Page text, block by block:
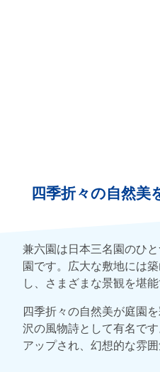
四季折々の自然美
兼六園は日本三名園のひ
園です。広大な敷地には
し、さまざまな景観を堪能
四季折々の自然美が庭園
沢の風物詩として有名で
アップされ、幻想的な雰囲